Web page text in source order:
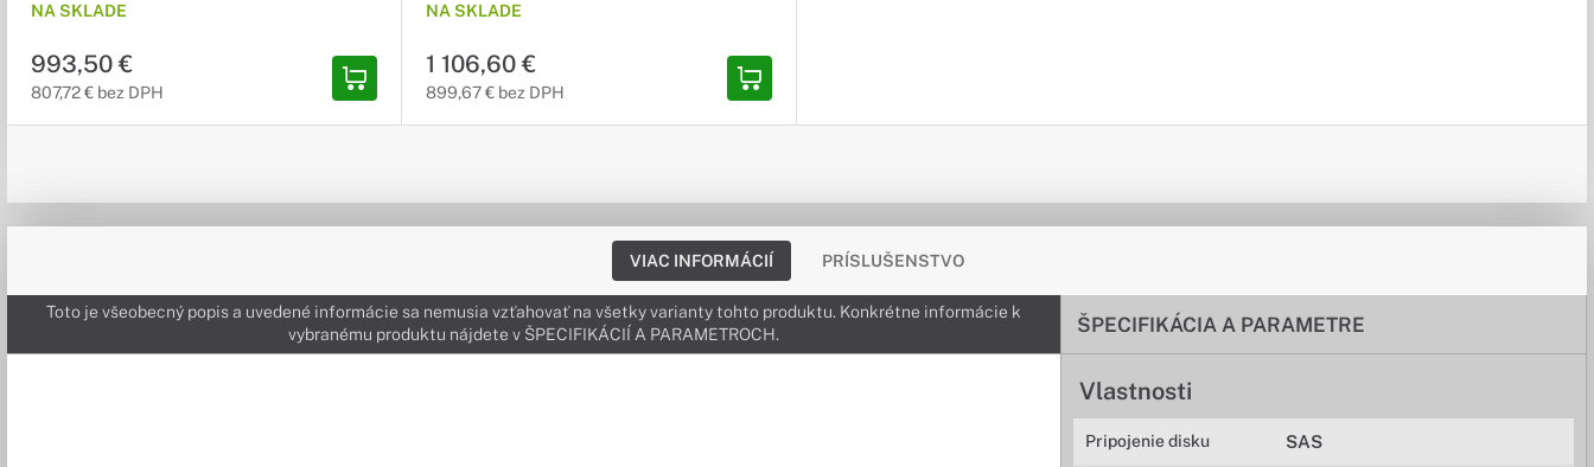
NA SKLADE
993,50 €
807,72 € bez DPH
NA SKLADE
1 106,60 €
899,67 € bez DPH
VIAC INFORMÁCIÍ PRÍSLUŠENSTVO
ŠPECIFIKÁCIA A PARAMETRE
Vlastnosti
Pripojenie disku SAS
Toto je všeobecný popis a uvedené informácie sa nemusia vzťahovať na všetky varianty tohto produktu. Konkrétne informácie k
vybranému produktu nájdete v ŠPECIFIKÁCIÍ A PARAMETROCH.